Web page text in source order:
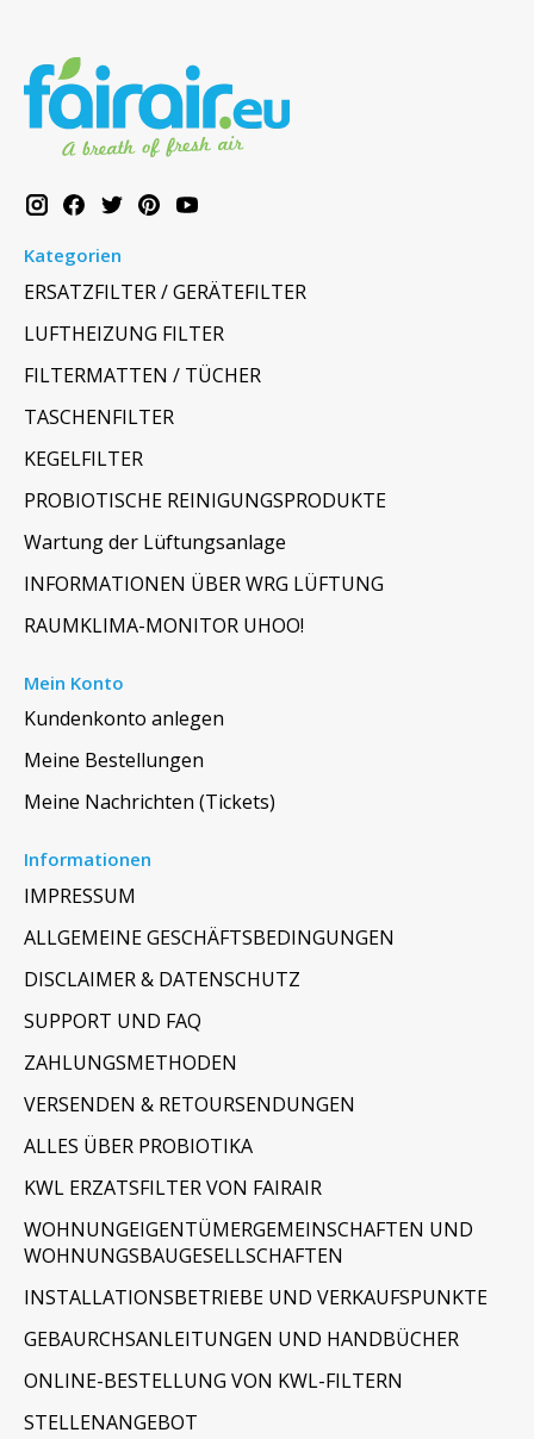
Kategorien
ERSATZFILTER / GERÄTEFILTER
LUFTHEIZUNG FILTER
FILTERMATTEN / TÜCHER
TASCHENFILTER
KEGELFILTER
PROBIOTISCHE REINIGUNGSPRODUKTE
Wartung der Lüftungsanlage
INFORMATIONEN ÜBER WRG LÜFTUNG
RAUMKLIMA-MONITOR UHOO!
Mein Konto
Kundenkonto anlegen
Meine Bestellungen
Meine Nachrichten (Tickets)
Informationen
IMPRESSUM
ALLGEMEINE GESCHÄFTSBEDINGUNGEN
DISCLAIMER & DATENSCHUTZ
SUPPORT UND FAQ
ZAHLUNGSMETHODEN
VERSENDEN & RETOURSENDUNGEN
ALLES ÜBER PROBIOTIKA
KWL ERZATSFILTER VON FAIRAIR
WOHNUNGEIGENTÜMERGEMEINSCHAFTEN UND
WOHNUNGSBAUGESELLSCHAFTEN
INSTALLATIONSBETRIEBE UND VERKAUFSPUNKTE
GEBAURCHSANLEITUNGEN UND HANDBÜCHER
ONLINE-BESTELLUNG VON KWL-FILTERN
STELLENANGEBOT